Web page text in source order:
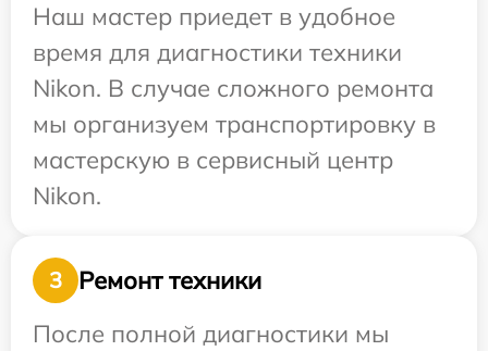
Наш мастер приедет в удобное
время для диагностики техники
Nikon. В случае сложного ремонта
мы организуем транспортировку в
мастерскую в сервисный центр
Nikon.
3
Ремонт техники
После полной диагностики мы